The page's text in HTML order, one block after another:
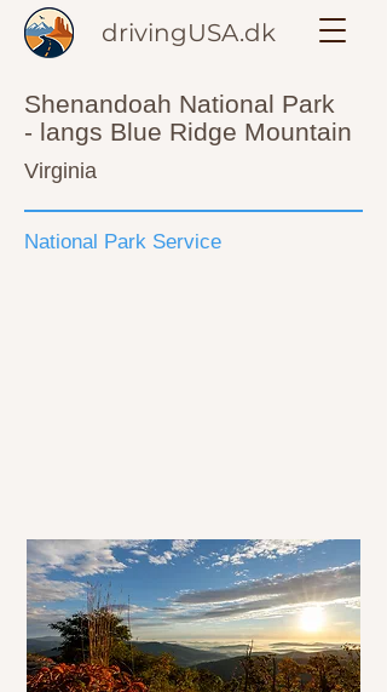
drivingUSA.dk
Shenandoah National Park
- langs Blue Ridge Mountain
Virginia
National Park Service